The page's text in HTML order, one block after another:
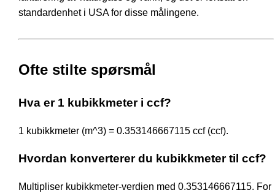
standardenhet i USA for disse målingene.
Ofte stilte spørsmål
Hva er 1 kubikkmeter i ccf?
1 kubikkmeter (m^3) = 0.353146667115 ccf (ccf).
Hvordan konverterer du kubikkmeter til ccf?
Multipliser kubikkmeter-verdien med 0.353146667115. For